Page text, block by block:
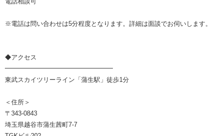
※電話は問い合わせは5分程度となります。詳細は面談でお伺いします。
◆アクセス
━━━━━━━━━━━━━━━━━
東武スカイツリーライン「蒲生駅」徒歩1分
＜住所＞
〒343-0843
埼玉県越谷市蒲生茜町7-7